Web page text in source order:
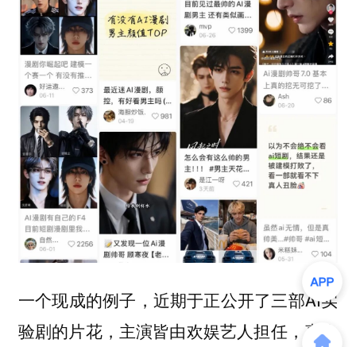
一个现成的例子，近期于正公开了三部AI实
验剧的片花，主演皆由欢娱艺人担任，真人